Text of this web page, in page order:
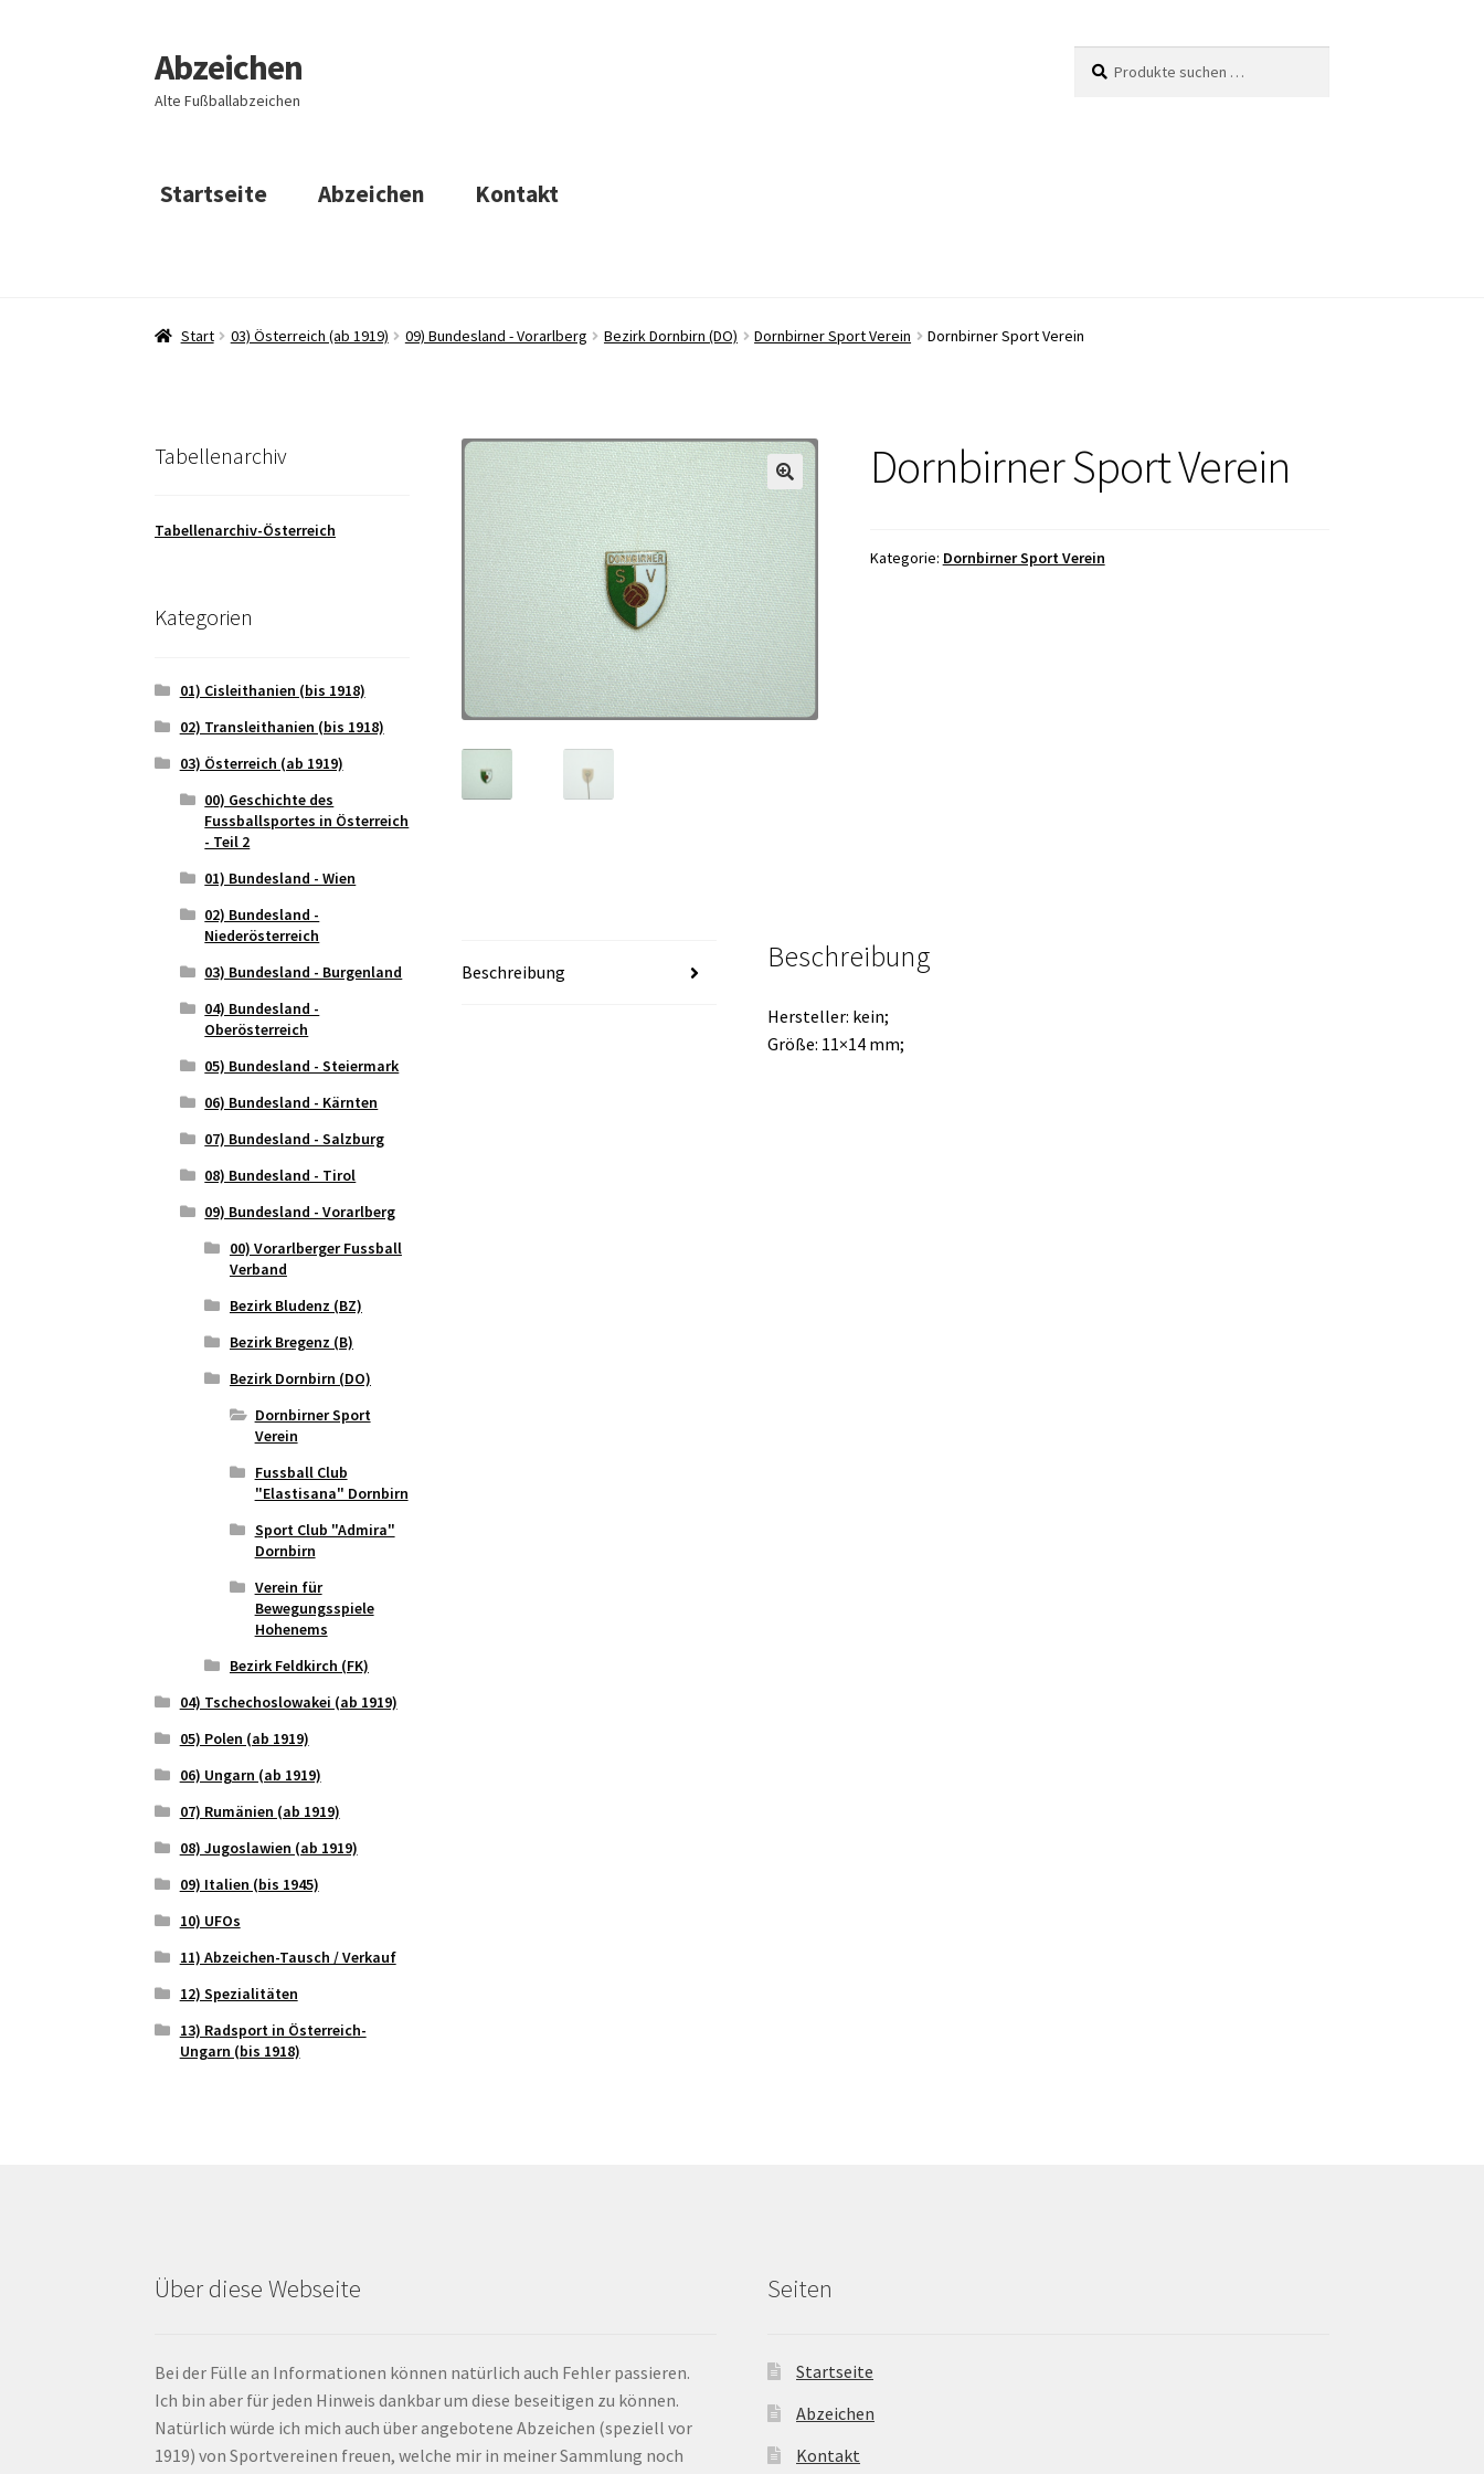
Zur
Navigation
springen
Zum
Inhalt
springen
Abzeichen
Alte Fußballabzeichen
nach:
Startseite Abzeichen Kontakt
Start 03) Österreich (ab 1919) 09) Bundesland - Vorarlberg Bezirk Dornbirn (DO) Dornbirner Sport Verein Dornbirner Sport Verein
Dornbirner Sport Verein
Kategorie: Dornbirner Sport Verein
Beschreibung Beschreibung
Hersteller: kein;
Größe: 11×14 mm;
Tabellenarchiv
Tabellenarchiv-Österreich
Kategorien
01) Cisleithanien (bis 1918)
02) Transleithanien (bis 1918)
03) Österreich (ab 1919)
00) Geschichte des
Fussballsportes in Österreich
- Teil 2
01) Bundesland - Wien
02) Bundesland -
Niederösterreich
03) Bundesland - Burgenland
04) Bundesland -
Oberösterreich
05) Bundesland - Steiermark
06) Bundesland - Kärnten
07) Bundesland - Salzburg
08) Bundesland - Tirol
09) Bundesland - Vorarlberg
00) Vorarlberger Fussball
Verband
Bezirk Bludenz (BZ)
Bezirk Bregenz (B)
Bezirk Dornbirn (DO)
Dornbirner Sport
Verein
Fussball Club
"Elastisana" Dornbirn
Sport Club "Admira"
Dornbirn
Verein für
Bewegungsspiele
Hohenems
Bezirk Feldkirch (FK)
04) Tschechoslowakei (ab 1919)
05) Polen (ab 1919)
06) Ungarn (ab 1919)
07) Rumänien (ab 1919)
08) Jugoslawien (ab 1919)
09) Italien (bis 1945)
10) UFOs
11) Abzeichen-Tausch / Verkauf
12) Spezialitäten
13) Radsport in Österreich-
Ungarn (bis 1918)
Über diese Webseite
Bei der Fülle an Informationen können natürlich auch Fehler passieren.
Ich bin aber für jeden Hinweis dankbar um diese beseitigen zu können.
Natürlich würde ich mich auch über angebotene Abzeichen (speziell vor
1919) von Sportvereinen freuen, welche mir in meiner Sammlung noch
Seiten
Startseite
Abzeichen
Kontakt